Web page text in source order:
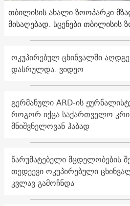
თბილისის ახალი ზოოპარკი
მისაღებად. სცენები თბილისის
ოკუპირებულ ცხინვალში
დასრულდა. ვიდეო
გერმანული ARD-ის
როგორ იქცა საქართველო
მნიშვნელოვან ჰაბად
წარუმატებელი მცდელობების
თედეევი ოკუპირებული
კვლავ გამოჩნდა